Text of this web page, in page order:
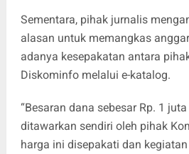
Sementara, pihak jurnalis
alasan untuk memangkas
adanya kesepakatan antara
Diskominfo melalui e-katalog.
“Besaran dana sebesar Rp. 1
ditawarkan sendiri oleh pihak
harga ini disepakati dan